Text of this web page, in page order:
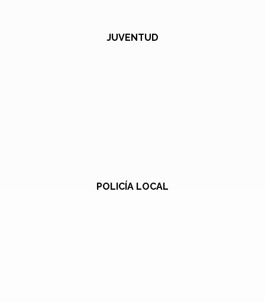
JUVENTUD
POLICÍA LOCAL